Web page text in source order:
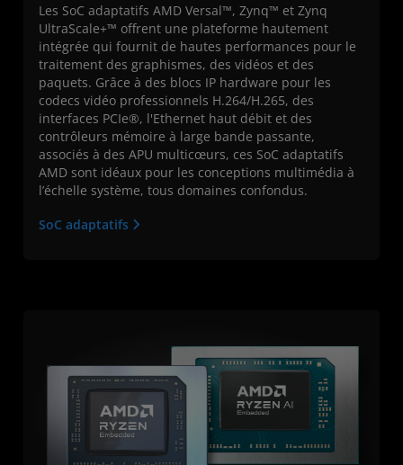
Les SoC adaptatifs AMD Versal™, Zynq™ et Zynq
UltraScale+™ offrent une plateforme hautement
intégrée qui fournit de hautes performances pour le
traitement des graphismes, des vidéos et des
paquets. Grâce à des blocs IP hardware pour les
codecs vidéo professionnels H.264/H.265, des
interfaces PCIe®, l'Ethernet haut débit et des
contrôleurs mémoire à large bande passante,
associés à des APU multicœurs, ces SoC adaptatifs
AMD sont idéaux pour les conceptions multimédia à
l’échelle système, tous domaines confondus.
SoC adaptatifs